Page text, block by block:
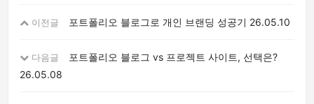
이전글 포트폴리오 블로그로 개인 브랜딩 성공기 26.05.10
다음글
포트폴리오 블로그 vs 프로젝트 사이트, 선택은?
26.05.08